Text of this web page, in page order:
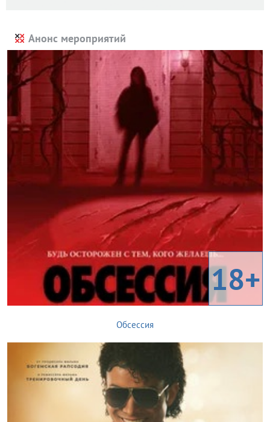
Анонс мероприятий
18+
Обсессия